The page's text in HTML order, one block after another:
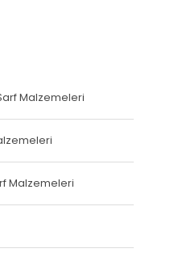
Malzemeleri
Malzemeleri